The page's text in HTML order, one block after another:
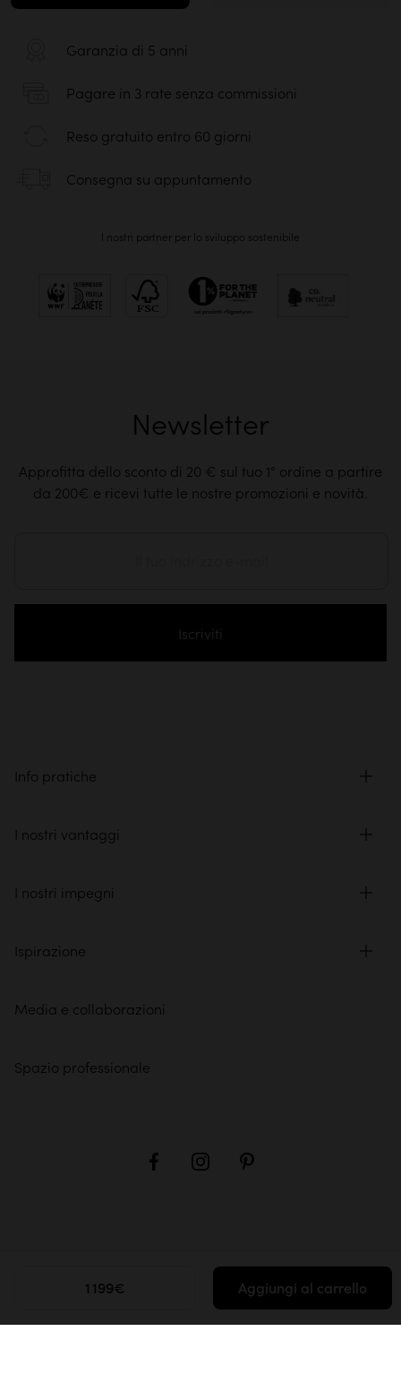
1 199€ Aggiungi al carrello
Garanzia di 5 anni
Pagare in 3 rate senza commissioni
Reso gratuito entro 60 giorni
Consegna su appuntamento
I nostri partner per lo sviluppo sostenibile
Newsletter
Approfitta dello sconto di 20 € sul tuo 1° ordine a partire
da 200€ e ricevi tutte le nostre promozioni e novità.
Iscriviti
Info pratiche
I nostri vantaggi
I nostri impegni
Ispirazione
Media e collaborazioni
Spazio professionale